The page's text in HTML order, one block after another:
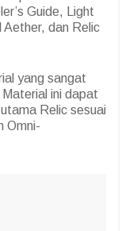
Guide, Light
Aether, dan Relic
yang sangat
ini dapat
Relic sesuai
Omni-